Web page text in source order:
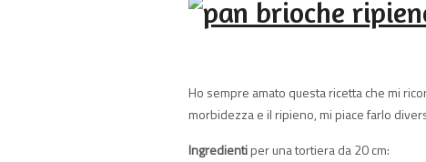
Ho sempre amato questa ricetta che mi
morbidezza e il ripieno, mi piace farlo
Ingredientiper una tortiera da 20 cm: